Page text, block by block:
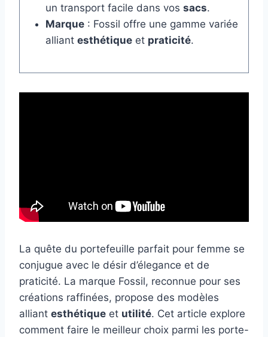
un transport facile dans vos sacs.
Marque: Fossil offre une gamme variée
alliant esthétiqueet praticité.
La quête du portefeuille parfait pour femme se
conjugue avec le désir d’élegance et de
praticité. La marque Fossil, reconnue pour ses
créations raffinées, propose des modèles
alliant esthétique et utilité. Cet article explore
comment faire le meilleur choix parmi les porte-